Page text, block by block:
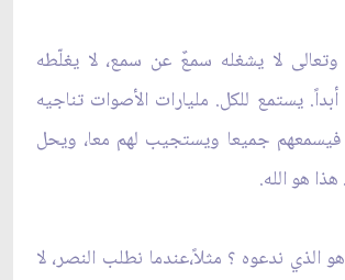
وتعالى لا يشغله سمعٌ عن سمع، لا يغلّطه
يستمع للكل. مليارات الأصوات تناجيه
جميعا ويستجيب لهم معا، ويحل
هو الله.
ندعوه ؟ مثلاً،عندما نطلب النصر، لا